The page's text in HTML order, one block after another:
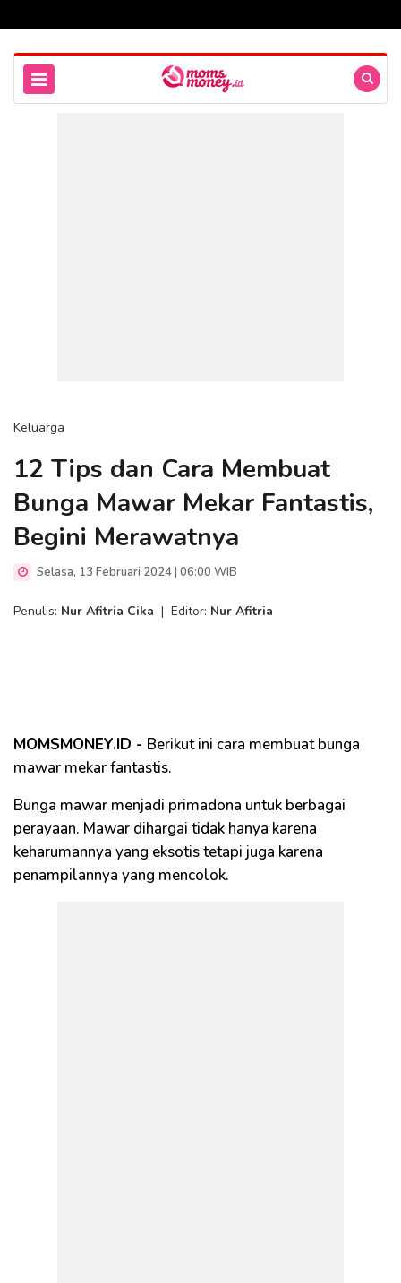
Keluarga
12 Tips dan Cara Membuat
Bunga Mawar Mekar Fantastis,
Begini Merawatnya
Selasa, 13 Februari 2024 | 06:00 WIB
Penulis: Nur Afitria Cika | Editor: Nur Afitria
MOMSMONEY.ID - Berikut ini cara membuat bunga
mawar mekar fantastis.
Bunga mawar menjadi primadona untuk berbagai
perayaan. Mawar dihargai tidak hanya karena
keharumannya yang eksotis tetapi juga karena
penampilannya yang mencolok.